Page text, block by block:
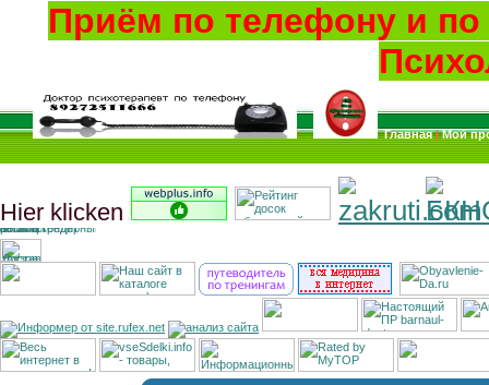
Приём по телефону и
Главная|Мой
Hier klicken